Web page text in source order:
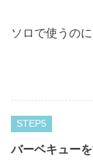
ソロで使うの
STEP
バーベキュー